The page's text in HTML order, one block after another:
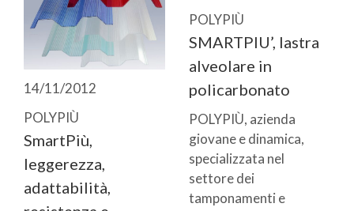
14/11/2012
POLYPIÙ
SmartPiù,
leggerezza,
adattabilità,
POLYPIÙ
SMARTPIU’, lastra
alveolare in
policarbonato
POLYPIÙ, azienda
giovane e dinamica,
specializzata nel
settore dei
tamponamenti e